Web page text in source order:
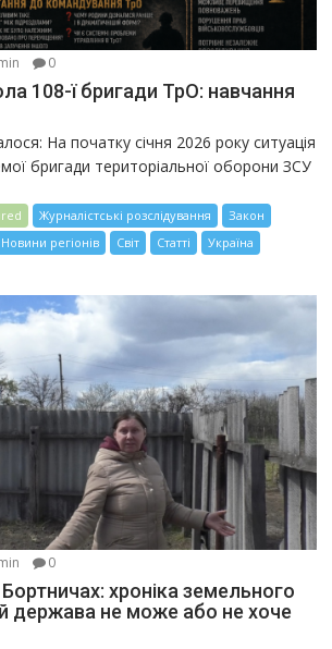
0
108-ї бригади ТрО: навчання
На початку січня 2026 року ситуація
бригади територіальної оборони ЗСУ
Журналістські розслідування
Закон
Новини регіонів Світ Статті
Україна
0
Бортничах: хроніка земельного
держава не може або не хоче